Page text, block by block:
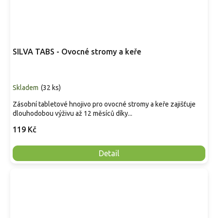
SILVA TABS - Ovocné stromy a keře
Skladem (32 ks)
119 Kč
Detail
Zásobní tabletové hnojivo pro ovocné stromy a keře zajišťuje
dlouhodobou výživu až 12 měsíců díky...